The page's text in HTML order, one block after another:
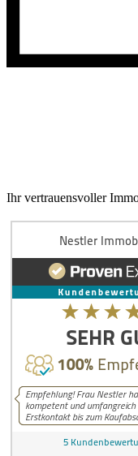
Ihr vertrauensvoller